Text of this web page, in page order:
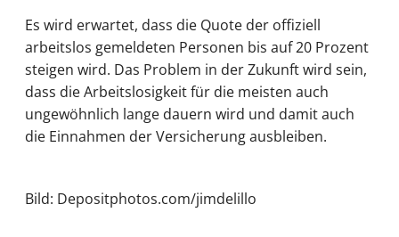
Es wird erwartet, dass die Quote der offiziell
arbeitslos gemeldeten Personen bis auf 20 Prozent
steigen wird. Das Problem in der Zukunft wird sein,
dass die Arbeitslosigkeit für die meisten auch
ungewöhnlich lange dauern wird und damit auch
die Einnahmen der Versicherung ausbleiben.
Bild: Depositphotos.com/jimdelillo